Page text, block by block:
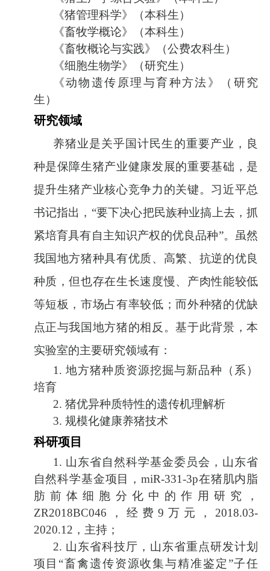
《猪管理科学》（本科生）
《畜牧学概论》（本科生）
《畜牧概论与实践》（公费农科生）
《细胞生物学》（研究生）
《动物遗传原理与育种方法》（研究
生）
研究领域
养猪业是关乎国计民生的重要产业，良
种是保障生猪产业健康发展的重要基础，是
提升生猪产业核心竞争力的关键。习近平总
书记指出， “要下决心把民族种业搞上去，抓
紧培育具有自主知识产权的优良品种”。虽然
我国地方猪种具有优质、高繁、抗逆的优良
种质，但也存在生长速度慢、产肉性能较低
等短板，市场占有率较低；而外种猪的优缺
点正与我国地方猪的相反。基于此背景，本
实验室的主要研究领域有：
1. 地方猪种质资源挖掘与新品种（系）
培育
2. 猪优异种质特性的遗传机理解析
3. 规模化健康养猪技术
科研项目
1. 山东省自然科学基金委员会，山东省
自然科学基金项目，miR-331-3p在猪肌内脂
肪前体细胞分化中的作用研究，
ZR2018BC046 ，经费 9 万元， 2018.03-
2020.12 ，主持；
2. 山东省科技厅，山东省重点研发计划
项目 “畜禽遗传资源收集与精准鉴定”子任